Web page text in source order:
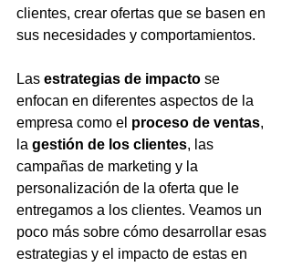
clientes, crear ofertas que se basen en
sus necesidades y comportamientos.
Las estrategias de impacto se
enfocan en diferentes aspectos de la
empresa como el proceso de ventas,
la gestión de los clientes, las
campañas de marketing y la
personalización de la oferta que le
entregamos a los clientes. Veamos un
poco más sobre cómo desarrollar esas
estrategias y el impacto de estas en